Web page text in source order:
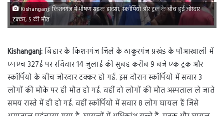
Kishanganj: किशनगंज में भीषण सड़क हादसा, स्कॉर्पियो और ट्रक के बीच हुई जोरदार
टक्कर, 5 की मौत
Kishanganj:बिहार के किशनगंज जिले के ठाकुरगंज प्रखंड के पौआखाली में
एनएच 327ई पर रविवार 14 जुलाई की सुबह करीब 9 बजे एक ट्रक और
स्कॉर्पियो के बीच जोरदार टक्कर हो गई. इस दौरान स्कॉर्पियो में सवार 3
लोगों की मौके पर ही मौत हो गई. वहीं दो लोगों की मौत अस्पताल ले जाते
समय रास्ते में ही हो गई. वहीं स्कॉर्पियो में सवार 8 लोग घायल हैं जिसे